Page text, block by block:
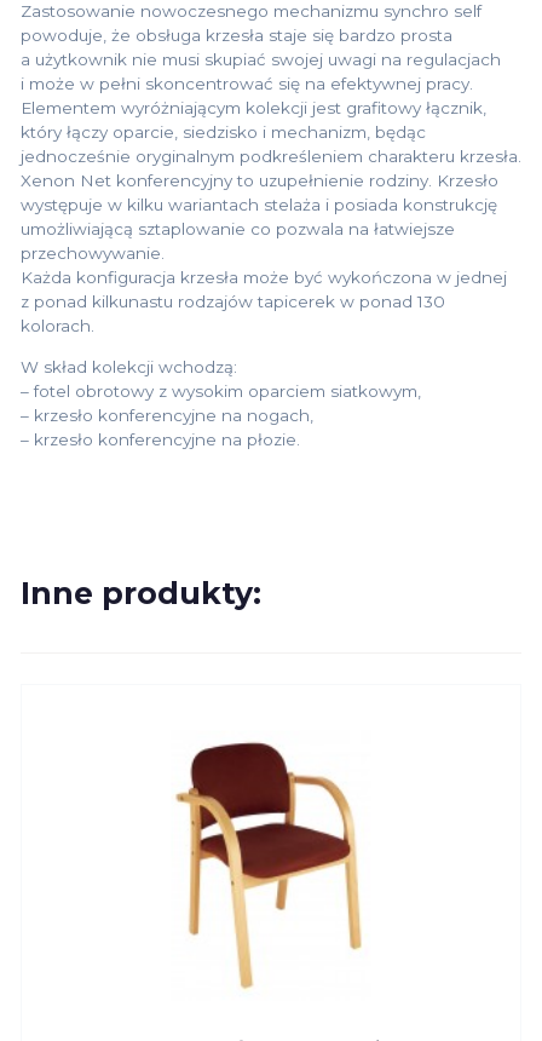
Zastosowanie nowoczesnego mechanizmu synchro self
powoduje, że obsługa krzesła staje się bardzo prosta
a użytkownik nie musi skupiać swojej uwagi na regulacjach
i może w pełni skoncentrować się na efektywnej pracy.
Elementem wyróżniającym kolekcji jest grafitowy łącznik,
który łączy oparcie, siedzisko i mechanizm, będąc
jednocześnie oryginalnym podkreśleniem charakteru krzesła.
Xenon Net konferencyjny to uzupełnienie rodziny. Krzesło
występuje w kilku wariantach stelaża i posiada konstrukcję
umożliwiającą sztaplowanie co pozwala na łatwiejsze
przechowywanie.
Każda konfiguracja krzesła może być wykończona w jednej
z ponad kilkunastu rodzajów tapicerek w ponad 130
kolorach.
W skład kolekcji wchodzą:
– fotel obrotowy z wysokim oparciem siatkowym,
– krzesło konferencyjne na nogach,
– krzesło konferencyjne na płozie.
Inne produkty: